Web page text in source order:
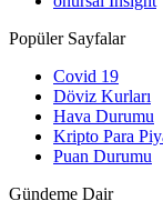
Popüler Sayfalar
Covid 19
Döviz Kurları
Hava Durumu
Kripto Para
Puan Durumu
Gündeme Dair